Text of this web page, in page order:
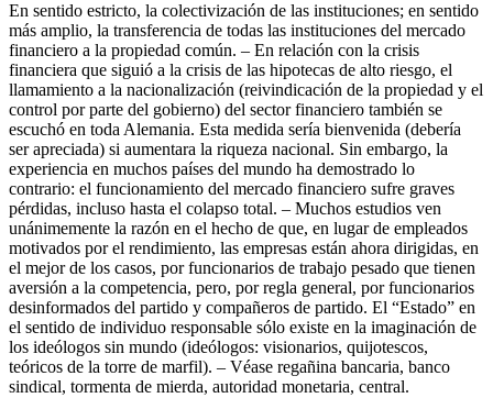
En sentido estricto, la colectivización de las instituciones; en sentido
más amplio, la transferencia de todas las instituciones del mercado
financiero a la propiedad común. – En relación con la crisis
financiera que siguió a la crisis de las hipotecas de alto riesgo, el
llamamiento a la nacionalización (reivindicación de la propiedad y el
control por parte del gobierno) del sector financiero también se
escuchó en toda Alemania. Esta medida sería bienvenida (debería
ser apreciada) si aumentara la riqueza nacional. Sin embargo, la
experiencia en muchos países del mundo ha demostrado lo
contrario: el funcionamiento del mercado financiero sufre graves
pérdidas, incluso hasta el colapso total. – Muchos estudios ven
unánimemente la razón en el hecho de que, en lugar de empleados
motivados por el rendimiento, las empresas están ahora dirigidas, en
el mejor de los casos, por funcionarios de trabajo pesado que tienen
aversión a la competencia, pero, por regla general, por funcionarios
desinformados del partido y compañeros de partido. El “Estado” en
el sentido de individuo responsable sólo existe en la imaginación de
los ideólogos sin mundo (ideólogos: visionarios, quijotescos,
teóricos de la torre de marfil). – Véase regañina bancaria, banco
sindical, tormenta de mierda, autoridad monetaria, central.